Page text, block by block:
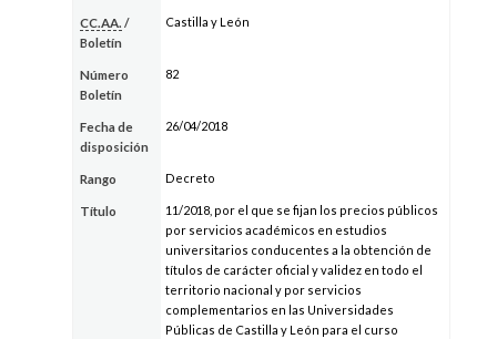
CC.AA. /
Boletín
Castilla y León
Número
Boletín
82
Fecha de
disposición
26/04/2018
Rango Decreto
Título
11/2018, por el que se fijan los precios públicos
por servicios académicos en estudios
universitarios conducentes a la obtención de
títulos de carácter oficial y validez en todo el
territorio nacional y por servicios
complementarios en las Universidades
Públicas de Castilla y León para el curso